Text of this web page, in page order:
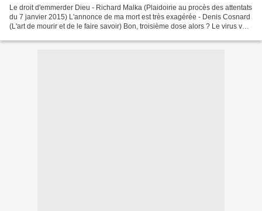
Le droit d'emmerder Dieu - Richard Malka (Plaidoirie au procès des attentats
du 7 janvier 2015) L'annonce de ma mort est très exagérée - Denis Cosnard
(L'art de mourir et de le faire savoir) Bon, troisième dose alors ? Le virus va